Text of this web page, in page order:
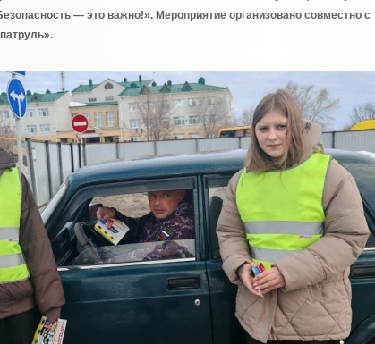
— это важно!». Мероприятие организовано совместно с